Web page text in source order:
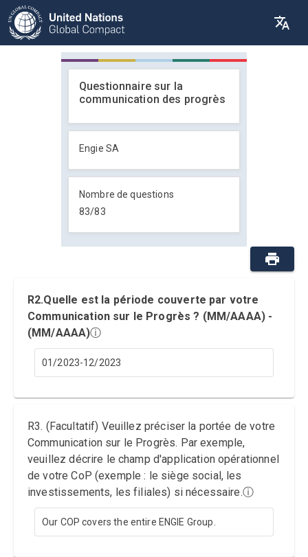
Questionnaire sur la
communication des progrès
Engie SA
Nombre de questions
83/83
R2.Quelle est la période couverte par votre
Communication sur le Progrès ? (MM/AAAA) -
(MM/AAAA)ⓘ
01/2023-12/2023
R3. (Facultatif) Veuillez préciser la portée de votre
Communication sur le Progrès. Par exemple,
veuillez décrire le champ d'application opérationnel
de votre CoP (exemple : le siège social, les
investissements, les filiales) si nécessaire.ⓘ
Our COP covers the entire ENGIE Group.